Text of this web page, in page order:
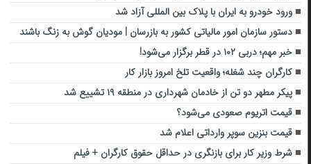
ورود خودرو به ایران با پلاک بین المللی آزاد شد
دستور سازمان امور مالیاتی کشور به بازرسان | مودیان گوش به زنگ باشند
خبر مهم؛ دربی ۱۰۲ در قطر برگزار می‌شود!
کارگران چند شغله؛ واقعیت تلخ امروز بازار کار
پیکر مطهر دو تن از خادمان شهرداری در منطقه ۱۹ تشییع شد
قیمت اتریوم صعودی می‌شود؟
قیمت بنزین سوپر وارداتی اعلام شد
شرط وزیر کار برای بازنگری در حداقل حقوق کارگران + فیلم